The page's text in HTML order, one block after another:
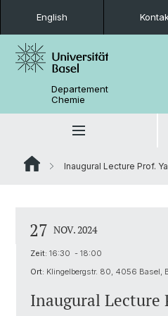
English
Departement
Chemie
Inaugural Lecture Prof.
27 NOV. 2024
Zeit: 16:30 - 18:00
Ort: Klingelbergstr. 80, 4056 Basel,
Inaugural Lecture